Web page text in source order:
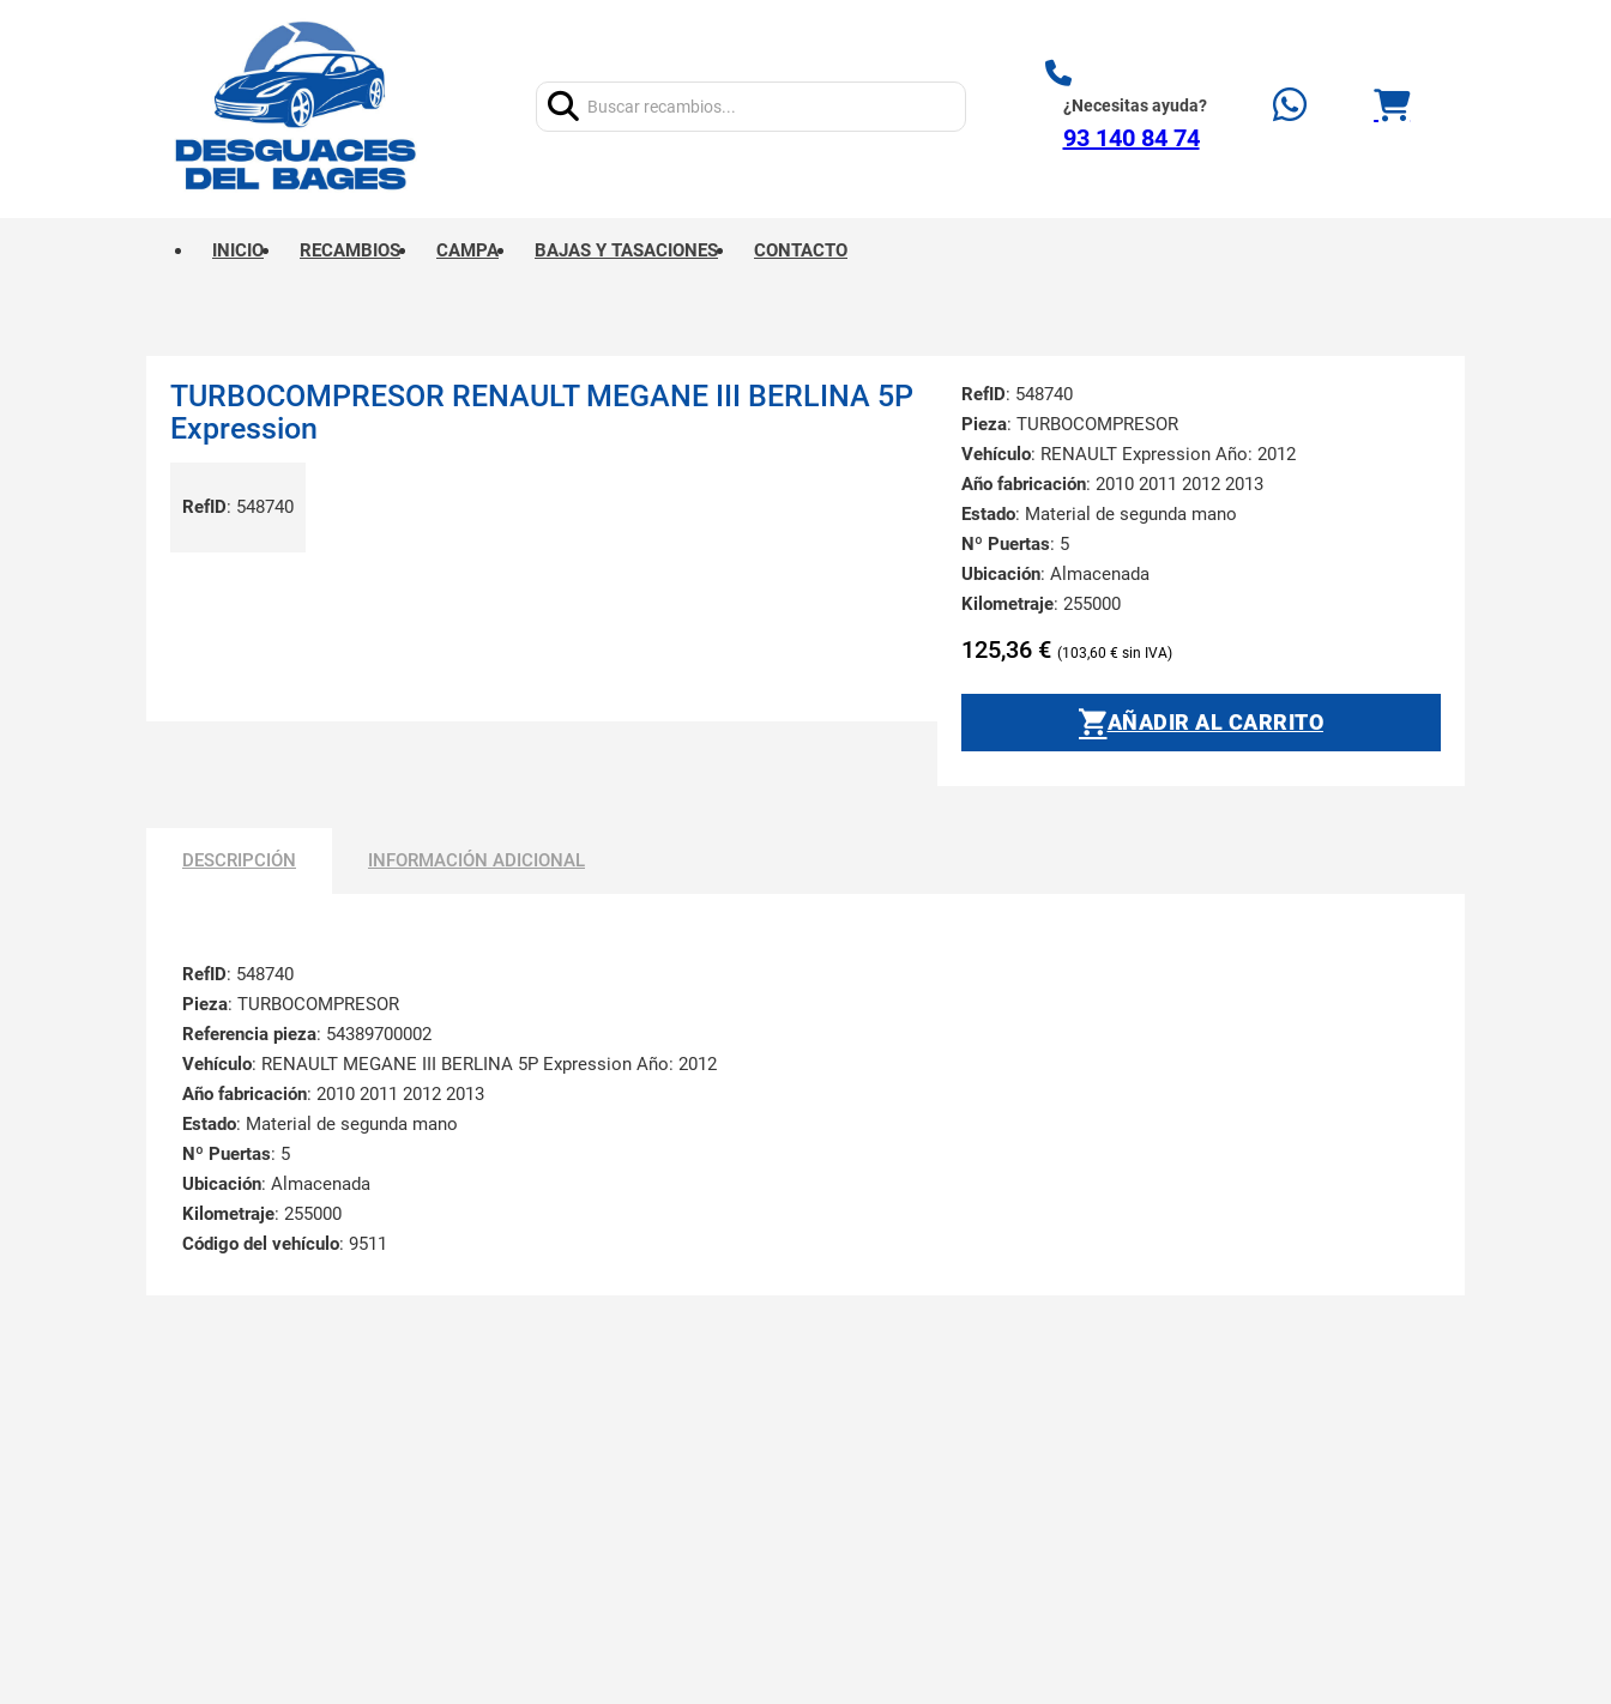
¿Necesitas ayuda?
93 140 84 74
INICIO RECAMBIOS CAMPA BAJAS Y TASACIONES CONTACTO
TURBOCOMPRESOR RENAULT MEGANE III BERLINA 5P
Expression
RefID: 548740
RefID: 548740
Pieza: TURBOCOMPRESOR
Vehículo: RENAULT Expression Año: 2012
Año fabricación: 2010 2011 2012 2013
Estado: Material de segunda mano
Nº Puertas: 5
Ubicación: Almacenada
Kilometraje: 255000
125,36 € 103,60 €
AÑADIR AL CARRITO
DESCRIPCIÓN INFORMACIÓN ADICIONAL
RefID: 548740
Pieza: TURBOCOMPRESOR
Referencia pieza: 54389700002
Vehículo: RENAULT MEGANE III BERLINA 5P Expression Año: 2012
Año fabricación: 2010 2011 2012 2013
Estado: Material de segunda mano
Nº Puertas: 5
Ubicación: Almacenada
Kilometraje: 255000
Código del vehículo: 9511